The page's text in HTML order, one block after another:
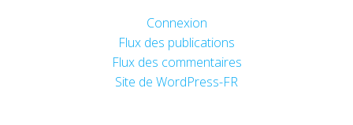
Connexion
Flux des publications
Flux des commentaires
Site de WordPress-FR